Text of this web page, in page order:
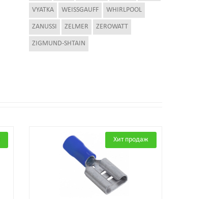
VYATKA WEISSGAUFF WHIRLPOOL
ZANUSSI ZELMER ZEROWATT
ZIGMUND-SHTAIN
Хит продаж